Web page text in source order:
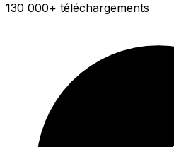
130 000+ téléchargements